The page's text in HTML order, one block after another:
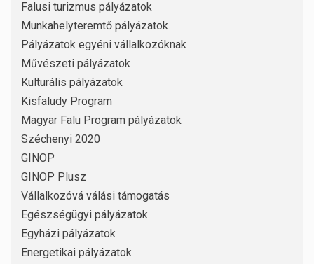
Falusi turizmus pályázatok
Munkahelyteremtő pályázatok
Pályázatok egyéni vállalkozóknak
Művészeti pályázatok
Kulturális pályázatok
Kisfaludy Program
Magyar Falu Program pályázatok
Széchenyi 2020
GINOP
GINOP Plusz
Vállalkozóvá válási támogatás
Egészségügyi pályázatok
Egyházi pályázatok
Energetikai pályázatok